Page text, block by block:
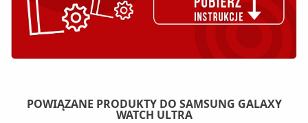
POWIĄZANE PRODUKTY DO SAMSUNG GALAXY
WATCH ULTRA